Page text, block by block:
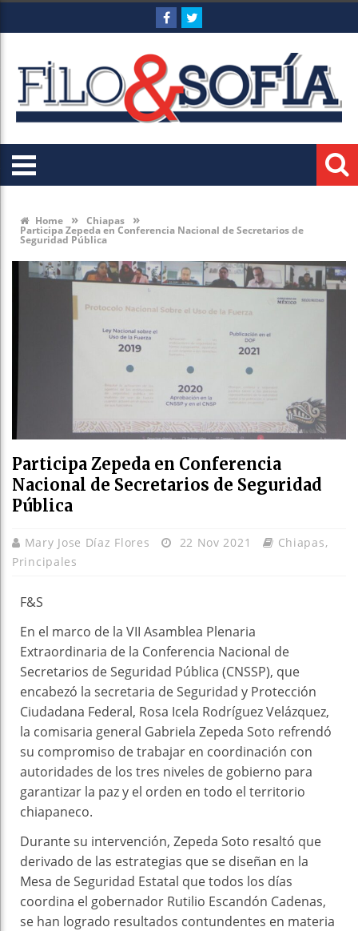
Home » Chiapas »
Participa Zepeda en Conferencia Nacional de Secretarios de
Seguridad Pública
Participa Zepeda en Conferencia
Nacional de Secretarios de Seguridad
Pública
Mary Jose Díaz Flores 22 Nov 2021 Chiapas,
Principales
F&S
En el marco de la VII Asamblea Plenaria
Extraordinaria de la Conferencia Nacional de
Secretarios de Seguridad Pública (CNSSP), que
encabezó la secretaria de Seguridad y Protección
Ciudadana Federal, Rosa Icela Rodríguez Velázquez,
la comisaria general Gabriela Zepeda Soto refrendó
su compromiso de trabajar en coordinación con
autoridades de los tres niveles de gobierno para
garantizar la paz y el orden en todo el territorio
chiapaneco.
Durante su intervención, Zepeda Soto resaltó que
derivado de las estrategias que se diseñan en la
Mesa de Seguridad Estatal que todos los días
coordina el gobernador Rutilio Escandón Cadenas,
se han logrado resultados contundentes en materia